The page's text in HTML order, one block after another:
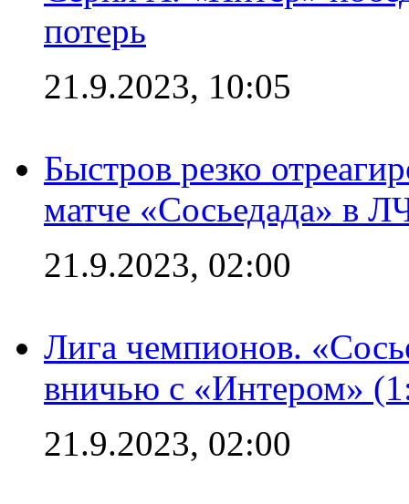
потерь
21.9.2023, 10:05
Быстров резко
матче «Сосьедада» в
21.9.2023, 02:00
Лига чемпионов.
вничью с «Интером»
21.9.2023, 02:00